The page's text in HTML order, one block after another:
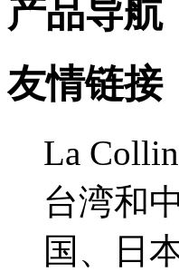
产品导航
友情链接
La
台湾和
国、日